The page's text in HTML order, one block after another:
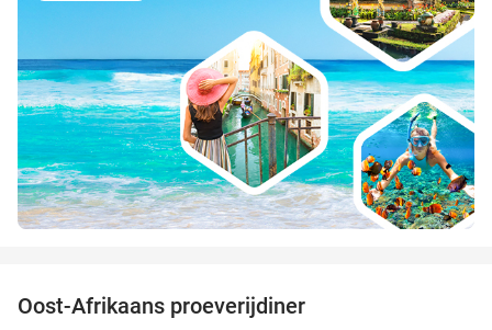
Oost-Afrikaans proeverijdiner